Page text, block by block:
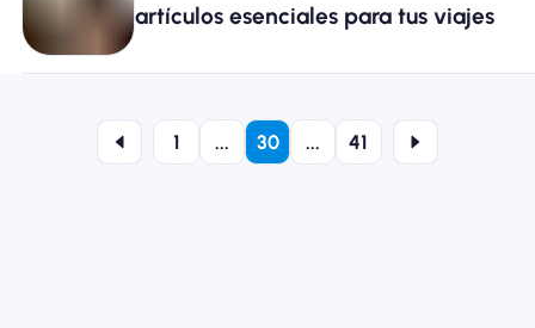
artículos esenciales para tus viajes
1 ... 30 ... 41